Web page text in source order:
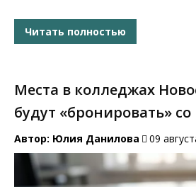
Читать полностью
Места в колледжах
будут «бронировать»
Автор: Юлия Данилова 09